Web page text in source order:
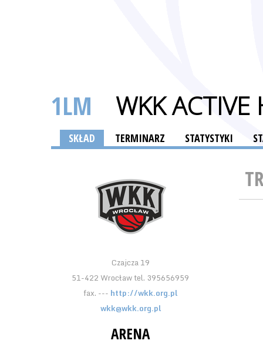
1LM WKK
SKŁAD TERMINARZ STATYSTYKI
Czajcza 19
51-422 Wrocław tel. 395656959
fax. --- http://wkk.org.pl
wkk@wkk.org.pl
ARENA